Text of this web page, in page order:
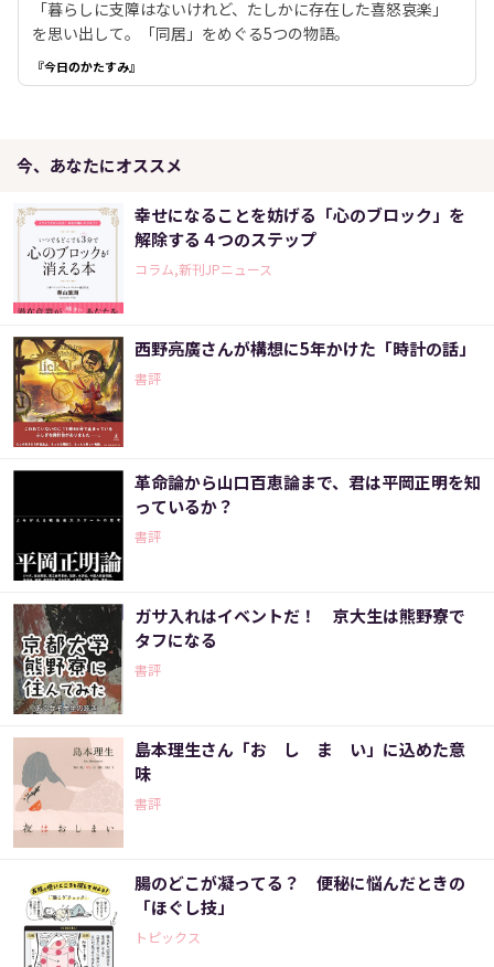
「暮らしに支障はないけれど、たしかに存在した喜怒哀楽」
を思い出して。「同居」をめぐる5つの物語。
『今日のかたすみ』
今、あなたにオススメ
幸せになることを妨げる「心のブロック」を
解除する４つのステップ
コラム,新刊JPニュース
西野亮廣さんが構想に5年かけた「時計の話」
書評
革命論から山口百恵論まで、君は平岡正明を知
っているか？
書評
ガサ入れはイベントだ！ 京大生は熊野寮で
タフになる
書評
島本理生さん「お し ま い」に込めた意
味
書評
腸のどこが凝ってる？ 便秘に悩んだときの
「ほぐし技」
トピックス